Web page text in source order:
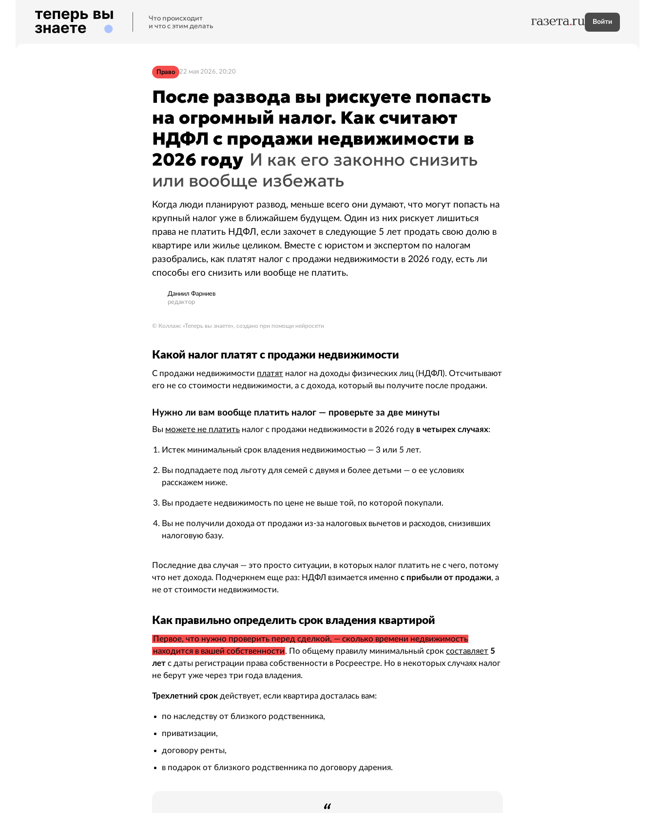
Что происходит
и что с этим делать
Войти
Право 22 мая 2026, 20:20
После развода вы рискуете попасть
на огромный налог. Как считают
НДФЛ с продажи недвижимости в
2026 году И как его законно снизить
или вообще избежать
Когда люди планируют развод, меньше всего они думают, что могут попасть на
крупный налог уже в ближайшем будущем. Один из них рискует лишиться
права не платить НДФЛ, если захочет в следующие 5 лет продать свою долю в
квартире или жилье целиком. Вместе с юристом и экспертом по налогам
разобрались, как платят налог с продажи недвижимости в 2026 году, есть ли
способы его снизить или вообще не платить.
Даниил Фарниев
редактор
© Коллаж: «Теперь вы знаете», создано при помощи нейросети
Какой налог платят с продажи недвижимости
С продажи недвижимости платят налог на доходы физических лиц (НДФЛ). Отсчитывают
его не со стоимости недвижимости, а с дохода, который вы получите после продажи.
Нужно ли вам вообще платить налог — проверьте за две минуты
Вы можете не платить налог с продажи недвижимости в 2026 году в четырех случаях:
Истек минимальный срок владения недвижимостью — 3 или 5 лет.
Вы подпадаете под льготу для семей с двумя и более детьми — о ее условиях
расскажем ниже.
Вы продаете недвижимость по цене не выше той, по которой покупали.
Вы не получили дохода от продажи из-за налоговых вычетов и расходов, снизивших
налоговую базу.
Последние два случая — это просто ситуации, в которых налог платить не с чего, потому
что нет дохода. Подчеркнем еще раз: НДФЛ взимается именно с прибыли от продажи, а
не от стоимости недвижимости.
Как правильно определить срок владения квартирой
Первое, что нужно проверить перед сделкой, — сколько времени недвижимость
находится в вашей собственности. По общему правилу минимальный сроксоставляет 5
лет с даты регистрации права собственности в Росреестре. Но в некоторых случаях налог
не берут уже через три года владения.
Трехлетний срок действует, если квартира досталась вам:
по наследству от близкого родственника,
приватизации,
договору ренты,
в подарок от близкого родственника по договору дарения.